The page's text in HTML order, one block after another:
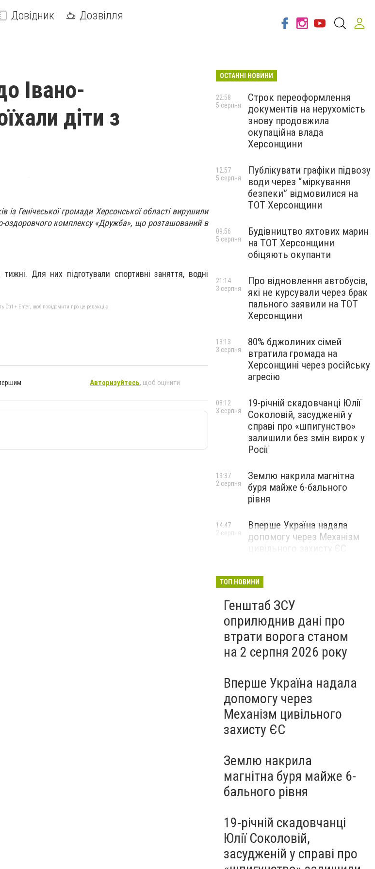
Довідник Дозвілля
Івано-
діти з
із Генічеської громади Херсонської області вирушили
оздоровчого комплексу «Дружба», що розташований в
Для них підготували спортивні заняття, водні
Ctrl + Enter, щоб повідомити про це редакцію
Авторизуйтесь, щоб оцінити
ОСТАННІ НОВИНИ
Строк переоформлення
документів на нерухомість
знову продовжила
окупаційна влада
Херсонщини
22:58
5 серпня
Публікувати графіки підвозу
води через “міркування
безпеки” відмовилися на
ТОТ Херсонщини
12:57
5 серпня
Будівництво яхтових марин
на ТОТ Херсонщини
обіцяють окупанти
09:56
5 серпня
Про відновлення автобусів,
які не курсували через брак
пального заявили на ТОТ
Херсонщини
21:14
3 серпня
80% бджолиних сімей
втратила громада на
Херсонщині через російську
агресію
13:13
3 серпня
19-річній скадовчанці Юлії
Соколовій, засудженій у
справі про «шпигунство»
залишили без змін вирок у
Росії
08:12
3 серпня
Землю накрила магнітна
буря майже 6-бального
рівня
19:37
2 серпня
Вперше Україна надала
допомогу через Механізм
цивільного захисту ЄС
14:47
2 серпня
ТОП НОВИНИ
Генштаб ЗСУ
оприлюднив дані про
втрати ворога станом
на 2 серпня 2026 року
Вперше Україна надала
допомогу через
Механізм цивільного
захисту ЄС
Землю накрила
магнітна буря майже 6-
бального рівня
19-річній скадовчанці
Юлії Соколовій,
засудженій у справі про